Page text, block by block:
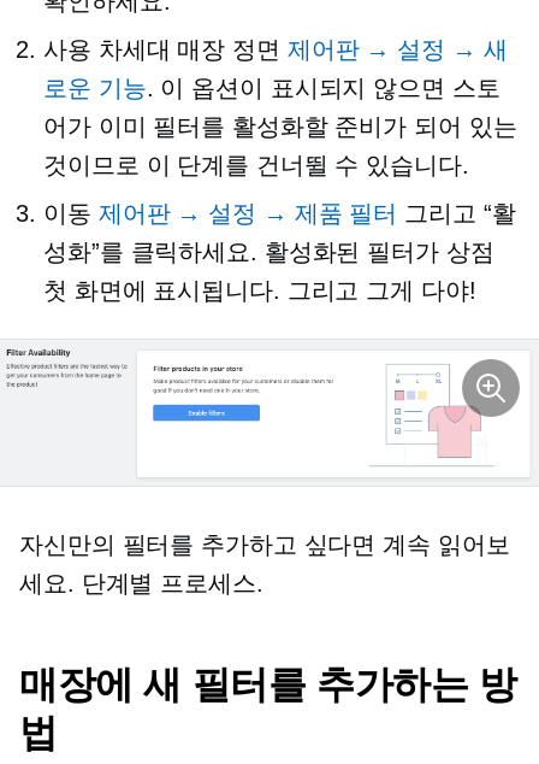
사용 차세대 매장 정면 제어판 → 설정 → 새
로운 기능. 이 옵션이 표시되지 않으면 스토
어가 이미 필터를 활성화할 준비가 되어 있는
것이므로 이 단계를 건너뛸 수 있습니다.
이동 제어판 → 설정 → 제품 필터 그리고 “활
성화”를 클릭하세요. 활성화된 필터가 상점
첫 화면에 표시됩니다. 그리고 그게 다야!
자신만의 필터를 추가하고 싶다면 계속 읽어보
세요. 단계별 프로세스.
매장에 새 필터를 추가하는 방
법